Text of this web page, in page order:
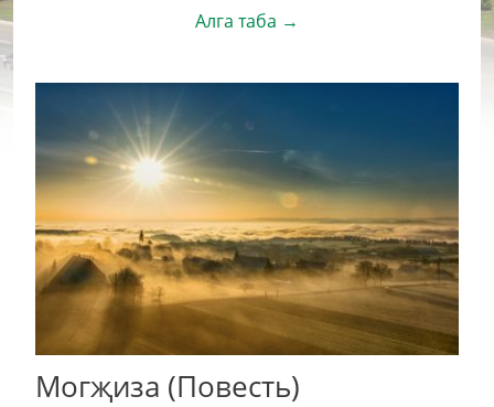
Алга таба →
Могҗиза (Повесть)